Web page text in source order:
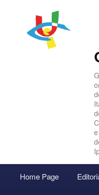
e
principale
Vai
Vai
Accedi
Home Page